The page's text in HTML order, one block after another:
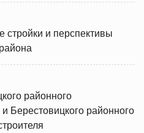
стройки и перспективы
районного
Берестовицкого районного